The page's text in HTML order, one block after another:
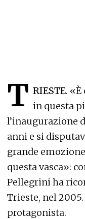
T RIESTE. «È
in questa
l’inaugurazione
anni e si
grande
questa vasca»:
Pellegrini ha
Trieste, nel
protagonista.